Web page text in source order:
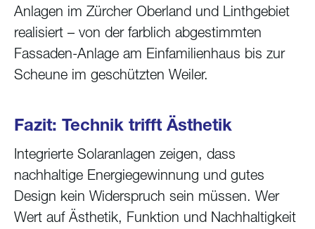
Anlagen im Zürcher Oberland und Linthgebiet
realisiert – von der farblich abgestimmten
Fassaden-Anlage am Einfamilienhaus bis zur
Scheune im geschützten Weiler.
Fazit: Technik trifft Ästhetik
Integrierte Solaranlagen zeigen, dass
nachhaltige Energiegewinnung und gutes
Design kein Widerspruch sein müssen. Wer
Wert auf Ästhetik, Funktion und Nachhaltigkeit